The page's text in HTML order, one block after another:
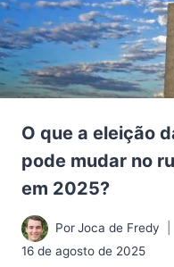
O que a eleição
pode mudar no
em 2025?
PorJoca de Fredy
16 de agosto de 2025